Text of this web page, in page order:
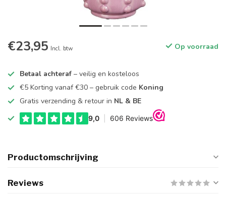
€23,95 Incl. btw Op voorraad
Betaal achteraf – veilig en kosteloos
€5 Korting vanaf €30 – gebruik code Koning
Gratis verzending & retour in NL & BE
Productomschrijving
Reviews